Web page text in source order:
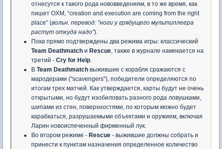
отнесутся к такого рода нововведениям, в то же время, как
пишет OXM, “creation and execution are coming from the right
place” (вольн. перевод: "ноги у грядущего мультиплеера
растут откуда надо").
Пока прямо подтверждены два режима игры: классический
Team Deathmatch и Rescue, также в журнале намекается на
третий - Cry for Help.
В Team Deathmatch выжившие с корабля сражаются с
мародерами ("scavengers"), победители определяются по
итогам трех матчей. Как утверждается, карты будут не очень
открытыми, но будут изобиловать разного рода ловушками,
шипами из стен, поверхностями, по которым можно будет
карабкаться, разрушаемыми объектами и оружием, включая
Ларин новоиспеченный фирменный лук.
Во втором режиме - Rescue - выжившие должны собрать и
принести к пунктам назначения определенное количество